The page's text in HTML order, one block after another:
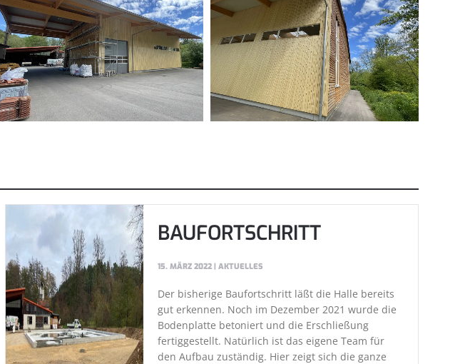
BAUFORTSCHRITT
15. MÄRZ 2022| AKTUELLES
Der bisherige Baufortschritt läßt die Halle bereits
gut erkennen. Noch im Dezember 2021 wurde die
Bodenplatte betoniert und die Erschließung
fertiggestellt. Natürlich ist das eigene Team für
den Aufbau zuständig. Hier zeigt sich die ganze